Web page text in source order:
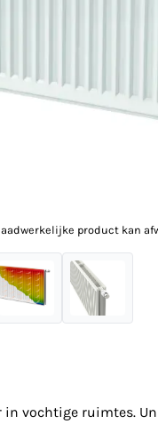
product kan
in vochtige ruimtes.